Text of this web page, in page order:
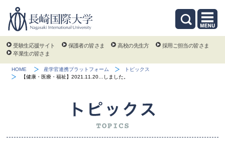
受験生応援サイト 保護者の皆さま 高校の先生方
採用ご担当の皆さま
卒業生の皆さま
HOME 産学官連携プラットフォーム
トピックス
【健康・医療・福祉】2021.11.20…しました。